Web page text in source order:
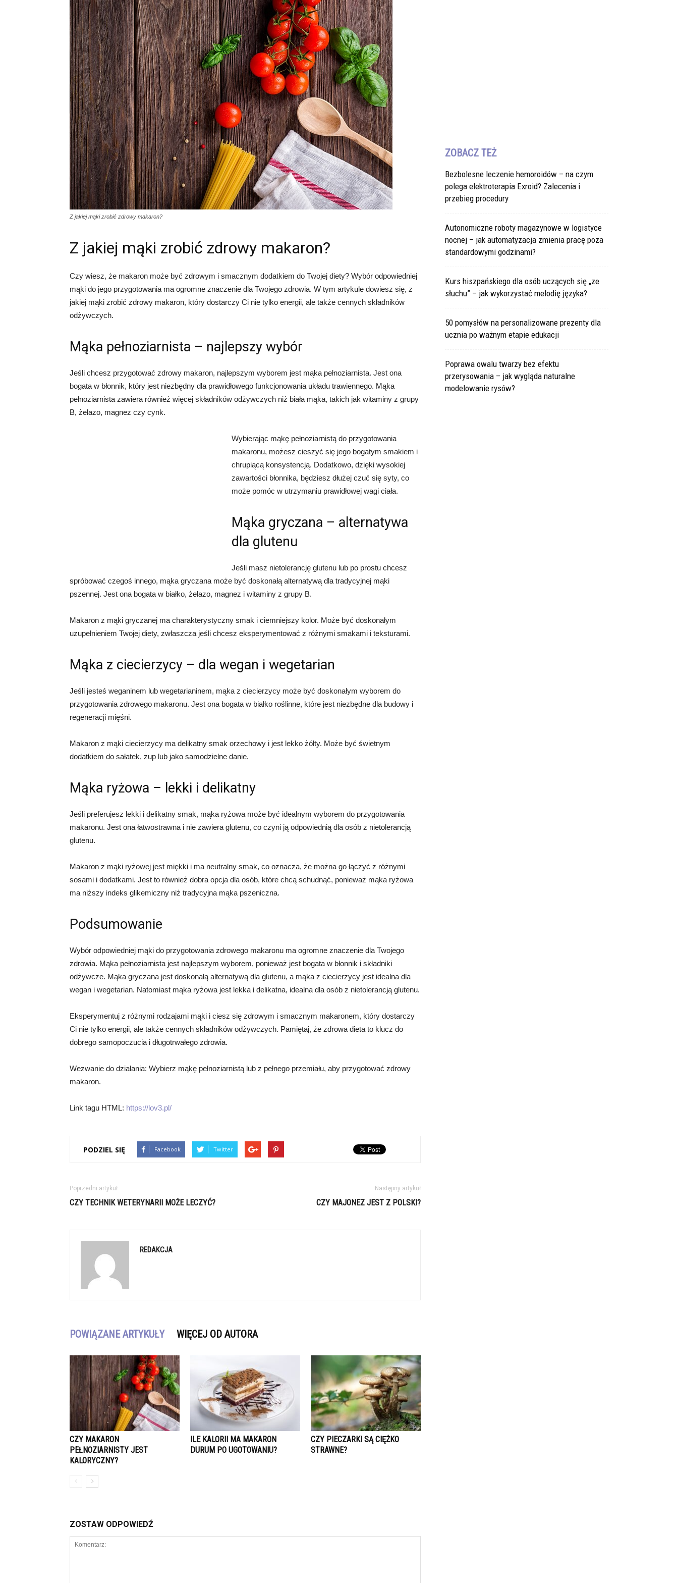
Z jakiej mąki zrobić zdrowy makaron?
Z jakiej mąki zrobić zdrowy makaron?
Czy wiesz, że makaron może być zdrowym i smacznym dodatkiem do Twojej diety? Wybór odpowiedniej
mąki do jego przygotowania ma ogromne znaczenie dla Twojego zdrowia. W tym artykule dowiesz się, z
jakiej mąki zrobić zdrowy makaron, który dostarczy Ci nie tylko energii, ale także cennych składników
odżywczych.
Mąka pełnoziarnista – najlepszy wybór
Jeśli chcesz przygotować zdrowy makaron, najlepszym wyborem jest mąka pełnoziarnista. Jest ona
bogata w błonnik, który jest niezbędny dla prawidłowego funkcjonowania układu trawiennego. Mąka
pełnoziarnista zawiera również więcej składników odżywczych niż biała mąka, takich jak witaminy z grupy
B, żelazo, magnez czy cynk.
Wybierając mąkę pełnoziarnistą do przygotowania
makaronu, możesz cieszyć się jego bogatym smakiem i
chrupiącą konsystencją. Dodatkowo, dzięki wysokiej
zawartości błonnika, będziesz dłużej czuć się syty, co
może pomóc w utrzymaniu prawidłowej wagi ciała.
Mąka gryczana – alternatywa
dla glutenu
Jeśli masz nietolerancję glutenu lub po prostu chcesz
spróbować czegoś innego, mąka gryczana może być doskonałą alternatywą dla tradycyjnej mąki
pszennej. Jest ona bogata w białko, żelazo, magnez i witaminy z grupy B.
Makaron z mąki gryczanej ma charakterystyczny smak i ciemniejszy kolor. Może być doskonałym
uzupełnieniem Twojej diety, zwłaszcza jeśli chcesz eksperymentować z różnymi smakami i teksturami.
Mąka z ciecierzycy – dla wegan i wegetarian
Jeśli jesteś weganinem lub wegetarianinem, mąka z ciecierzycy może być doskonałym wyborem do
przygotowania zdrowego makaronu. Jest ona bogata w białko roślinne, które jest niezbędne dla budowy i
regeneracji mięśni.
Makaron z mąki ciecierzycy ma delikatny smak orzechowy i jest lekko żółty. Może być świetnym
dodatkiem do sałatek, zup lub jako samodzielne danie.
Mąka ryżowa – lekki i delikatny
Jeśli preferujesz lekki i delikatny smak, mąka ryżowa może być idealnym wyborem do przygotowania
makaronu. Jest ona łatwostrawna i nie zawiera glutenu, co czyni ją odpowiednią dla osób z nietolerancją
glutenu.
Makaron z mąki ryżowej jest miękki i ma neutralny smak, co oznacza, że można go łączyć z różnymi
sosami i dodatkami. Jest to również dobra opcja dla osób, które chcą schudnąć, ponieważ mąka ryżowa
ma niższy indeks glikemiczny niż tradycyjna mąka pszeniczna.
Podsumowanie
Wybór odpowiedniej mąki do przygotowania zdrowego makaronu ma ogromne znaczenie dla Twojego
zdrowia. Mąka pełnoziarnista jest najlepszym wyborem, ponieważ jest bogata w błonnik i składniki
odżywcze. Mąka gryczana jest doskonałą alternatywą dla glutenu, a mąka z ciecierzycy jest idealna dla
wegan i wegetarian. Natomiast mąka ryżowa jest lekka i delikatna, idealna dla osób z nietolerancją glutenu.
Eksperymentuj z różnymi rodzajami mąki i ciesz się zdrowym i smacznym makaronem, który dostarczy
Ci nie tylko energii, ale także cennych składników odżywczych. Pamiętaj, że zdrowa dieta to klucz do
dobrego samopoczucia i długotrwałego zdrowia.
Wezwanie do działania: Wybierz mąkę pełnoziarnistą lub z pełnego przemiału, aby przygotować zdrowy
makaron.
Link tagu HTML: https://lov3.pl/
PODZIEL SIĘ Facebook Twitter
Poprzedni artykuł
CZY TECHNIK WETERYNARII MOŻE LECZYĆ?
Następny artykuł
CZY MAJONEZ JEST Z POLSKI?
REDAKCJA
POWIĄZANE ARTYKUŁY WIĘCEJ OD AUTORA
CZY MAKARON
PEŁNOZIARNISTY JEST
KALORYCZNY?
ILE KALORII MA MAKARON
DURUM PO UGOTOWANIU?
CZY PIECZARKI SĄ CIĘŻKO
STRAWNE?
ZOSTAW ODPOWIEDŹ
ZOBACZ TEŻ
Bezbolesne leczenie hemoroidów – na czym
polega elektroterapia Exroid? Zalecenia i
przebieg procedury
Autonomiczne roboty magazynowe w logistyce
nocnej – jak automatyzacja zmienia pracę poza
standardowymi godzinami?
Kurs hiszpańskiego dla osób uczących się „ze
słuchu” – jak wykorzystać melodię języka?
50 pomysłów na personalizowane prezenty dla
ucznia po ważnym etapie edukacji
Poprawa owalu twarzy bez efektu
przerysowania – jak wygląda naturalne
modelowanie rysów?